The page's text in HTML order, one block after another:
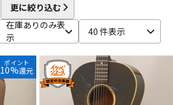
更に絞り込む
在庫ありのみ表
示
40 件表示
ポイント
10%還元